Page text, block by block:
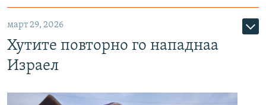
март 29, 2026
Хутите повторно го нападнаа
Израел